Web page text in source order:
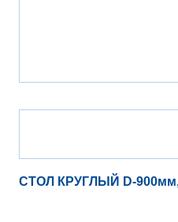
СТОЛ КРУГЛЫЙ D-900мм,